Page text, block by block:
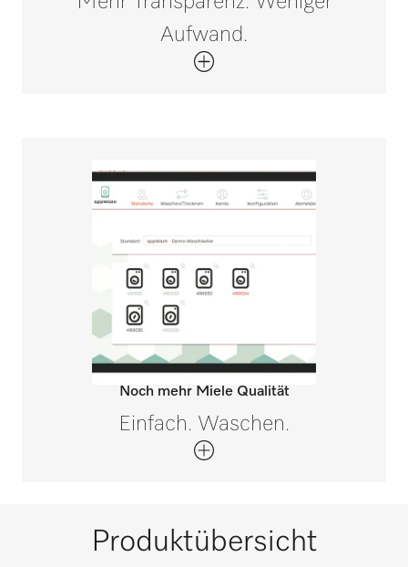
Aufwand.
Noch mehr Miele Qualität
Einfach. Waschen.
Produktübersicht